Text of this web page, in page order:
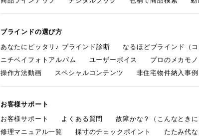
ブラインドの選び方
あなたにピッタリ♪ ブラインド診断
なるほどブラインド（コ
ニチベイフォトアルバム
ユーザーボイス プロのメカモ
操作方法動画
スペシャルコンテンツ 非住宅物件納入事例
お客様サポート
お客様サポート
よくある質問 故障かな？（こんなときに
修理マニュアル一覧
採寸のチェックポイント たたみ代